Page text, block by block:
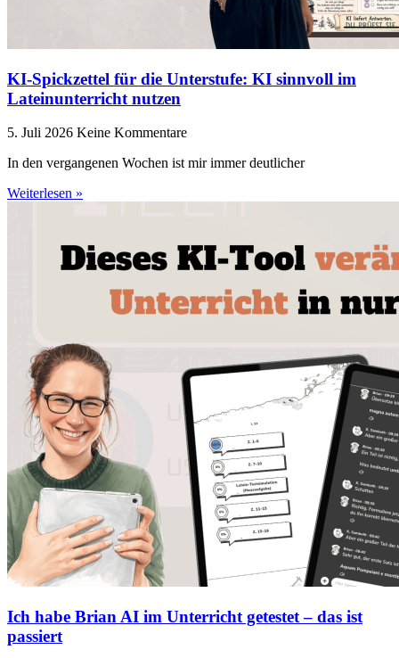
KI-Spickzettel für die Unterstufe: KI sinnvoll im
Lateinunterricht nutzen
5. Juli 2026 Keine Kommentare
In den vergangenen Wochen ist mir immer deutlicher
Weiterlesen »
Ich habe Brian AI im Unterricht getestet – das ist
passiert